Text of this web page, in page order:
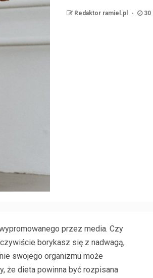
Redaktor ramiel.pl 30
przez media. Czy
borykasz się z nadwagą,
swojego organizmu może
że dieta powinna być rozpisana